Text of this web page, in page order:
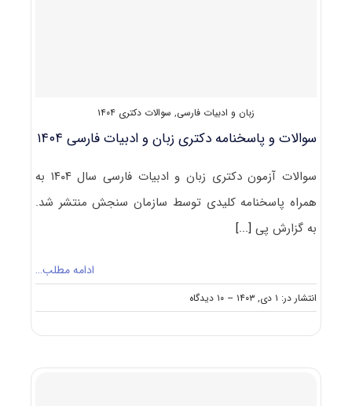
زبان و ادبیات فارسی, سوالات دکتری ۱۴۰۴
سوالات و پاسخنامه دکتری زبان و ادبیات فارسی ۱۴۰۴
سوالات آزمون دکتری زبان و ادبیات فارسی سال ۱۴۰۴ به
همراه پاسخنامه کلیدی توسط سازمان سنجش منتشر شد.
به گزارش پی[...]
ادامه مطلب…
انتشار در: ۱ دی, ۱۴۰۳ -- ۱۰ دیدگاه
on
سوالات
زبان